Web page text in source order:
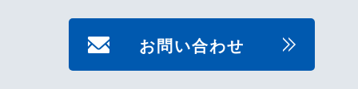
お問い合わせ